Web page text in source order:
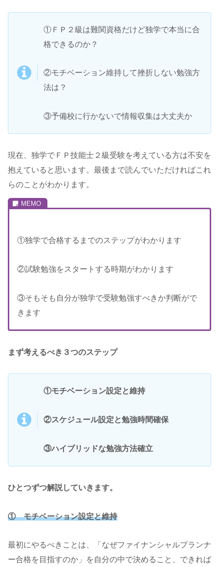
①ＦＰ２級は難関資格だけど独学で本当に合
格できるのか？
②モチベーション維持して挫折しない勉強方
法は？
③予備校に行かないで情報収集は大丈夫か
現在、独学でＦＰ技能士２級受験を考えている方は不安を
抱えていると思います。最後まで読んでいただければこれ
らのことがわかります。
①独学で合格するまでのステップがわかります
②試験勉強をスタートする時期がわかります
③そもそも自分が独学で受験勉強すべきか判断がで
きます
まず考えるべき３つのステップ
①モチベーション設定と維持
②スケジュール設定と勉強時間確保
③ハイブリッドな勉強方法確立
ひとつずつ解説していきます。
① モチベーション設定と維持
最初にやるべきことは、「なぜファイナンシャルプランナ
ー合格を目指すのか」を自分の中で決めること、できれば